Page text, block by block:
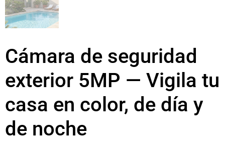
Cámara de seguridad
exterior 5MP — Vigila tu
casa en color, de día y
de noche